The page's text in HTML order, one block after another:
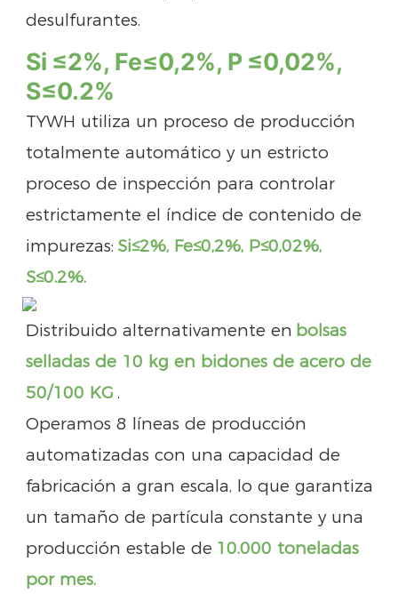
desulfurantes.
Si ≤2%, Fe≤0,2%, P ≤0,02%,
S≤0.2%
TYWH utiliza un proceso de producción
totalmente automático y un estricto
proceso de inspección para controlar
estrictamente el índice de contenido de
impurezas: Si≤2%, Fe≤0,2%, P≤0,02%,
S≤0.2%.
Distribuido alternativamente en bolsas
selladas de 10 kg en bidones de acero de
50/100 KG .
Operamos 8 líneas de producción
automatizadas con una capacidad de
fabricación a gran escala, lo que garantiza
un tamaño de partícula constante y una
producción estable de 10.000 toneladas
por mes.